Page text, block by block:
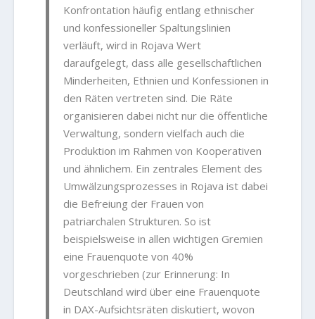
Konfrontation häufig entlang ethnischer
und konfessioneller Spaltungslinien
verläuft, wird in Rojava Wert
daraufgelegt, dass alle gesellschaftlichen
Minderheiten, Ethnien und Konfessionen in
den Räten vertreten sind. Die Räte
organisieren dabei nicht nur die öffentliche
Verwaltung, sondern vielfach auch die
Produktion im Rahmen von Kooperativen
und ähnlichem. Ein zentrales Element des
Umwälzungsprozesses in Rojava ist dabei
die Befreiung der Frauen von
patriarchalen Strukturen. So ist
beispielsweise in allen wichtigen Gremien
eine Frauenquote von 40%
vorgeschrieben (zur Erinnerung: In
Deutschland wird über eine Frauenquote
in DAX-Aufsichtsräten diskutiert, wovon